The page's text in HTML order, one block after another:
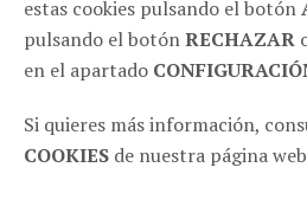
estas cookies pulsando el botón
pulsando el botónRECHAZAR
en el apartado
Si quieres más información,
COOKIES de nuestra página
SÍGUENOS EN REDES